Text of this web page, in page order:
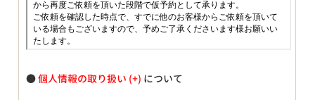
●個人情報の取り扱い について